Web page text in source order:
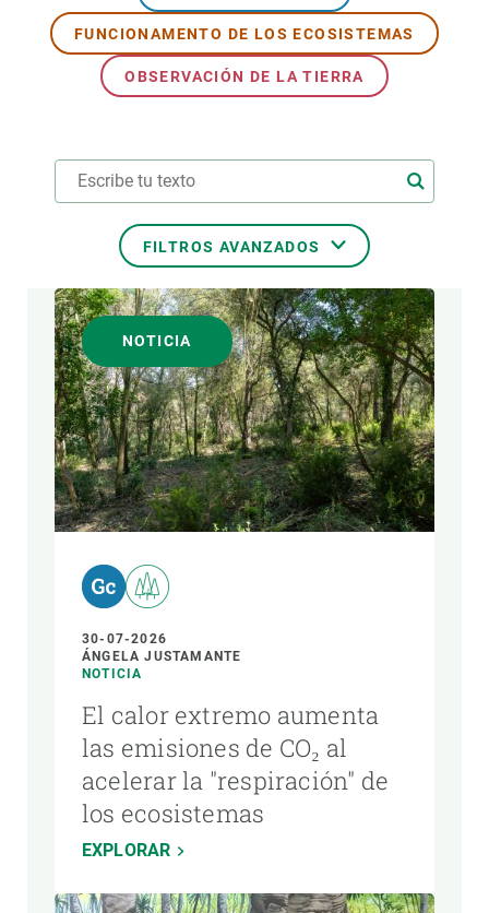
FUNCIONAMENTO DE LOS ECOSISTEMAS
OBSERVACIÓN DE LA TIERRA
FILTROS AVANZADOS
ÁREAS DE INVESTIGACIÓN
TEMAS TRANSVERSALES
FORMATO
NOTICIA
30-07-2026
ÁNGELA JUSTAMANTE
NOTICIA
El calor extremo aumenta
las emisiones de CO₂ al
acelerar la "respiración" de
los ecosistemas
EXPLORAR
PARTICIPA
NOTICIAS Y AGENDA